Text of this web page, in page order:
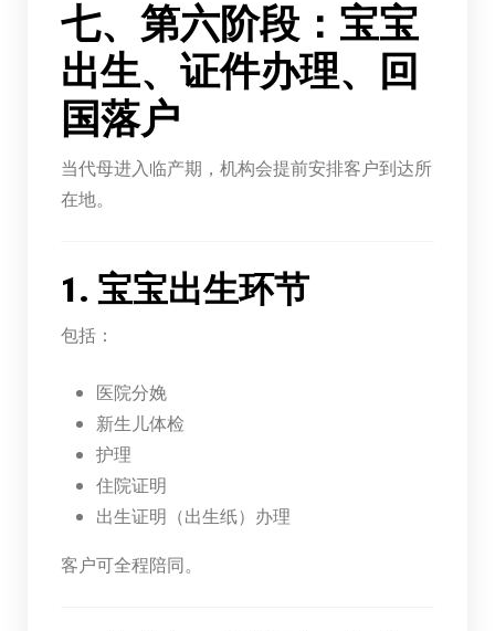
七、第六阶段：宝宝
出生、证件办理、回
国落户
当代母进入临产期，机构会提前安排客户到达所
在地。
1. 宝宝出生环节
包括：
医院分娩
新生儿体检
护理
住院证明
出生证明（出生纸）办理
客户可全程陪同。